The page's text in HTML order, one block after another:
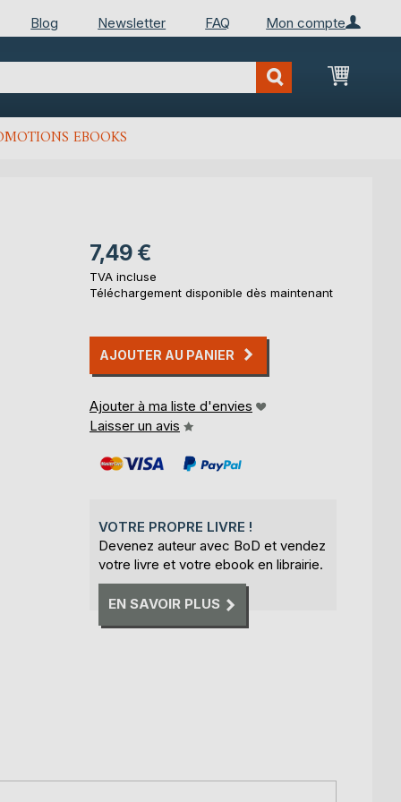
Mon compte
Blog Newsletter FAQ
Mon
EBOOKS
7,49 €
TVA incluse
Téléchargement disponible dès maintenant
AJOUTER AU PANIER
Ajouter à ma liste d'envies
Laisser un avis
VOTRE PROPRE LIVRE !
Devenez auteur avec BoD et vendez
votre livre et votre ebook en librairie.
EN SAVOIR PLUS